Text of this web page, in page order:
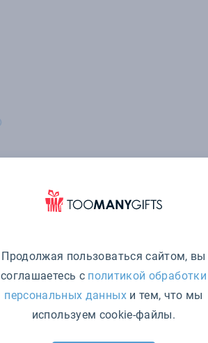
Продолжая пользоваться сайтом, вы
соглашаетесь с политикой обработки
персональных данныхи тем, что мы
используем cookie-файлы.